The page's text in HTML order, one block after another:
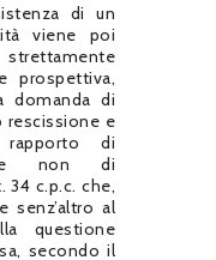
di un
viene poi
prospettiva,
domanda di
rescissione e
di
e non di
34 c.p.c. che,
senz’altro al
questione
secondo il